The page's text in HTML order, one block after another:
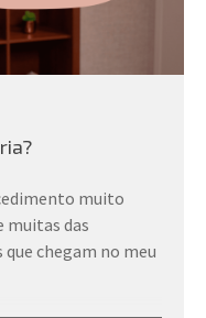
para
Agende uma
muito
muitas das
chegam no meu